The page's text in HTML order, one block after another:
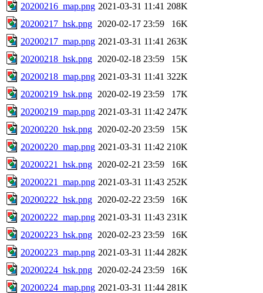
20200216_map.png 2021-03-31 11:41 208K
20200217_hsk.png 2020-02-17 23:59
16K
20200217_map.png 2021-03-31 11:41 263K
20200218_hsk.png 2020-02-18 23:59
15K
20200218_map.png 2021-03-31 11:41 322K
20200219_hsk.png 2020-02-19 23:59
17K
20200219_map.png 2021-03-31 11:42 247K
20200220_hsk.png 2020-02-20 23:59
15K
20200220_map.png 2021-03-31 11:42 210K
20200221_hsk.png 2020-02-21 23:59
16K
20200221_map.png 2021-03-31 11:43 252K
20200222_hsk.png 2020-02-22 23:59
16K
20200222_map.png 2021-03-31 11:43 231K
20200223_hsk.png 2020-02-23 23:59
16K
20200223_map.png 2021-03-31 11:44 282K
20200224_hsk.png 2020-02-24 23:59
16K
20200224_map.png 2021-03-31 11:44 281K